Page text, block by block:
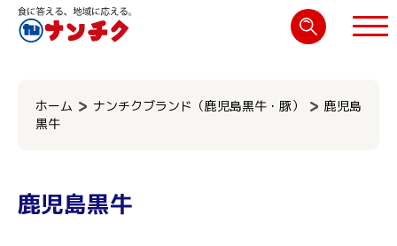
ホーム ナンチクブランド（鹿児島黒牛・豚）
鹿児島
黒牛
鹿児島黒牛